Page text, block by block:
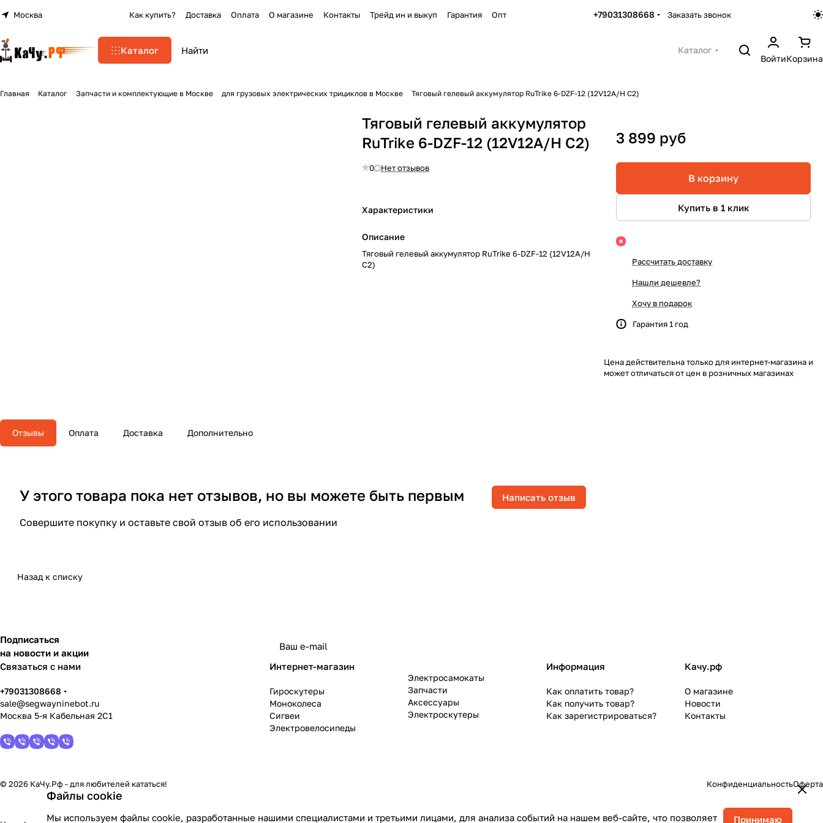
Москва Как купить? Доставка Оплата О магазине Контакты Трейд ин и выкуп Гарантия Опт +79031308668 Заказать звонок
Каталог
Каталог
ВойтиКорзина
Главная Каталог Запчасти и комплектующие в Москве для грузовых электрических трициклов в Москве Тяговый гелевый аккумулятор RuTrike 6-DZF-12 (12V12A/H C2)
Тяговый гелевый аккумулятор
RuTrike 6-DZF-12 (12V12A/H C2)
0 Нет отзывов
Характеристики
Описание
Тяговый гелевый аккумулятор RuTrike 6-DZF-12 (12V12A/H
C2)
3 899 руб
В корзину
Купить в 1 клик
Рассчитать доставку
Нашли дешевле?
Хочу в подарок
Гарантия 1 год
Цена действительна только для интернет-магазина и
может отличаться от цен в розничных магазинах
Отзывы Оплата Доставка Дополнительно
У этого товара пока нет отзывов, но вы можете быть первым
Совершите покупку и оставьте свой отзыв об его использовании
Написать отзыв
Назад к списку
Подписаться
на новости и акции
Связаться с нами
+79031308668
sale@segwayninebot.ru
Москва 5-я Кабельная 2С1
Интернет-магазин
Гироскутеры
Моноколеса
Сигвеи
Электровелосипеды
Электросамокаты
Запчасти
Аксессуары
Электроскутеры
Информация
Как оплатить товар?
Как получить товар?
Как зарегистрироваться?
Качу.рф
О магазине
Новости
Контакты
© 2026 КаЧу.Рф - для любителей кататься! КонфиденциальностьОферта
Файлы cookie
Мы используем файлы cookie, разработанные нашими специалистами и третьими лицами, для анализа событий на нашем веб-сайте, что позволяет Принимаю